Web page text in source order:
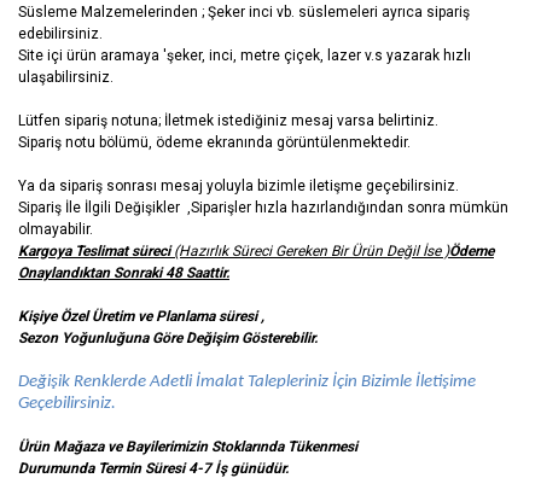
Süsleme Malzemelerinden ; Şeker inci vb. süslemeleri ayrıca sipariş
edebilirsiniz.
Site içi ürün aramaya 'şeker, inci, metre çiçek, lazer v.s yazarak hızlı
ulaşabilirsiniz.
Lütfen sipariş notuna; İletmek istediğiniz mesaj varsa belirtiniz.
Sipariş notu bölümü, ödeme ekranında görüntülenmektedir.
Ya da sipariş sonrası mesaj yoluyla bizimle iletişme geçebilirsiniz.
Sipariş İle İlgili Değişikler ,Siparişler hızla hazırlandığından sonra mümkün
olmayabilir.
Kargoya Teslimat süreci(Hazırlık Süreci Gereken Bir Ürün Değil İse )Ödeme
Onaylandıktan Sonraki 48 Saattir.
Kişiye Özel Üretim ve Planlama süresi ,
Sezon Yoğunluğuna Göre Değişim Gösterebilir.
Değişik Renklerde Adetli İmalat Talepleriniz İçin Bizimle İletişime
Geçebilirsiniz.
Ürün Mağaza ve Bayilerimizin Stoklarında Tükenmesi
Durumunda Termin Süresi 4-7 İş günüdür.